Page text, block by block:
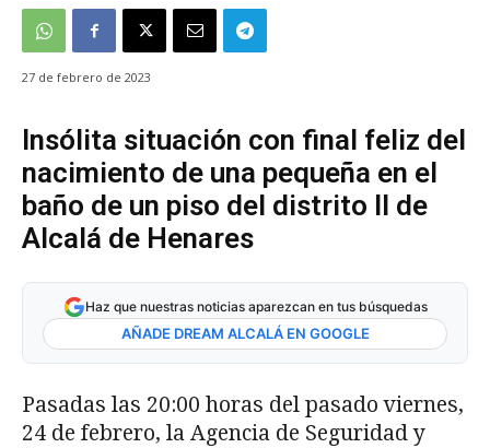
27 de febrero de 2023
Insólita situación con final feliz del
nacimiento de una pequeña en el
baño de un piso del distrito II de
Alcalá de Henares
Haz que nuestras noticias aparezcan en tus búsquedas
AÑADE DREAM ALCALÁ EN GOOGLE
Pasadas las 20:00 horas del pasado viernes,
24 de febrero, la Agencia de Seguridad y